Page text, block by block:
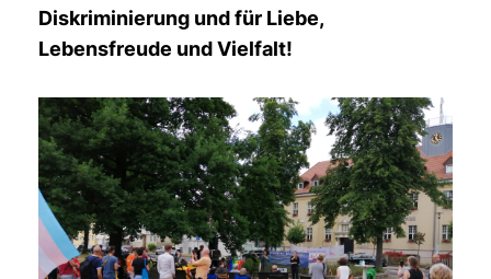
Diskriminierung und für Liebe,
Lebensfreude und Vielfalt!